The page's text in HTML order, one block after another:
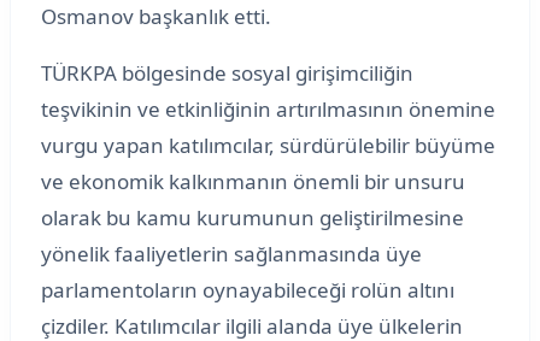
Osmanov başkanlık etti.
TÜRKPA bölgesinde sosyal girişimciliğin
teşvikinin ve etkinliğinin artırılmasının önemine
vurgu yapan katılımcılar, sürdürülebilir büyüme
ve ekonomik kalkınmanın önemli bir unsuru
olarak bu kamu kurumunun geliştirilmesine
yönelik faaliyetlerin sağlanmasında üye
parlamentoların oynayabileceği rolün altını
çizdiler. Katılımcılar ilgili alanda üye ülkelerin